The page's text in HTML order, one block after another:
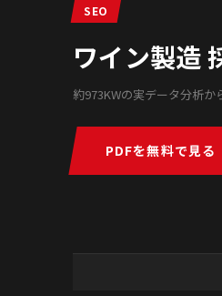
SEO
ワイン製造
約973KWの実データ分析
PDFを無料で見る